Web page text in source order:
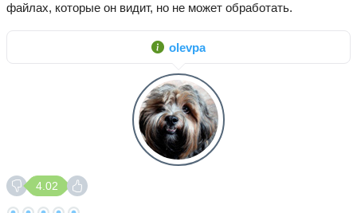
файлах, которые он видит, но не может обработать.
olevpa
4.02